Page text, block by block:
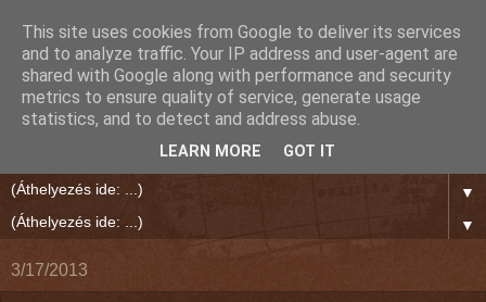
Rien Reed Világa
"Jó írás olvasása közben megáll körülötted a világ." Polgár
▼
▼
3/17/2013
This site uses cookies from Google to deliver its services
and to analyze traffic. Your IP address and user-agent are
shared with Google along with performance and security
metrics to ensure quality of service, generate usage
statistics, and to detect and address abuse.
LEARN MORE GOT IT